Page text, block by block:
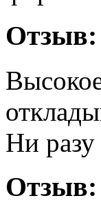
Отзыв
Ни
Отзыв